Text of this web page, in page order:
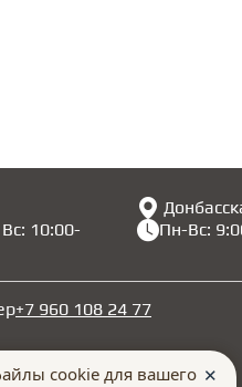
10:00-
Пн-Вс:
+7 960 108 24 77
cookie для вашего ✕